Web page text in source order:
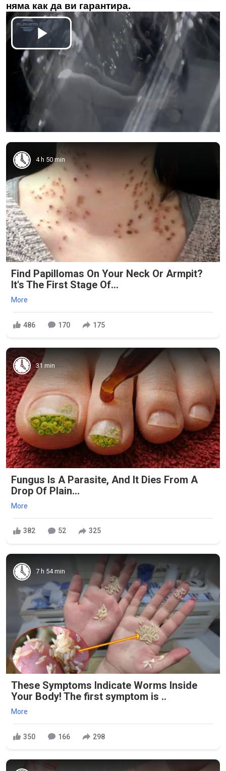
няма как да ви гарантира.
4 h 50 min
Find Papillomas On Your Neck Or Armpit?
It's The First Stage Of...
More
486 170 175
31 min
Fungus Is A Parasite, And It Dies From A
Drop Of Plain...
More
382 52 325
7 h 54 min
These Symptoms Indicate Worms Inside
Your Body! The first symptom is ..
More
350 166 298